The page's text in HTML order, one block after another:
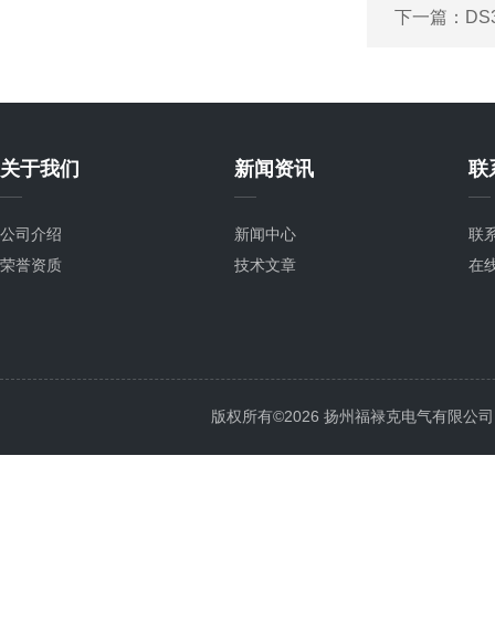
下一篇：
关于我们
公司介绍
荣誉资质
新闻资讯
新闻中心
技术文章
联
联
在
版权所有©2026 扬州福禄克电气有限公